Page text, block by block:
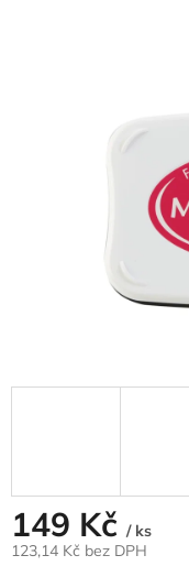
149 Kč / ks
123,14 Kč bez DPH